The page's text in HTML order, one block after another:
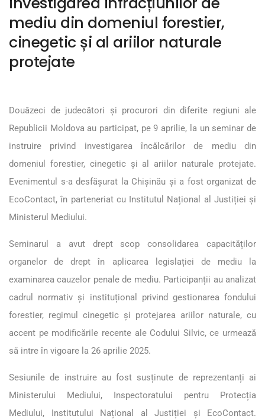
mediu din domeniul forestier,
cinegetic și al ariilor naturale
protejate
Douăzeci de judecători și procurori din diferite regiuni ale
Republicii Moldova au participat, pe 9 aprilie, la un seminar de
instruire privind investigarea încălcărilor de mediu din
domeniul forestier, cinegetic și al ariilor naturale protejate.
Evenimentul s-a desfășurat la Chișinău și a fost organizat de
EcoContact, în parteneriat cu Institutul Național al Justiției și
Ministerul Mediului.
Seminarul a avut drept scop consolidarea capacităților
organelor de drept în aplicarea legislației de mediu la
examinarea cauzelor penale de mediu. Participanții au analizat
cadrul normativ și instituțional privind gestionarea fondului
forestier, regimul cinegetic și protejarea ariilor naturale, cu
accent pe modificările recente ale Codului Silvic, ce urmează
să intre în vigoare la 26 aprilie 2025.
Sesiunile de instruire au fost susținute de reprezentanți ai
Ministerului Mediului, Inspectoratului pentru Protecția
Mediului, Institutului Național al Justiției și EcoContact.